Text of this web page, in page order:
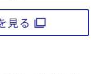
見る